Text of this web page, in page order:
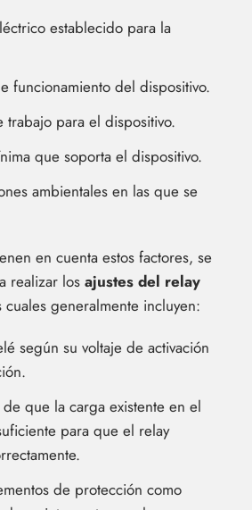
establecido para la
funcionamiento del dispositivo.
trabajo para el dispositivo.
que soporta el dispositivo.
ambientales en las que se
en cuenta estos factores, se
realizar los ajustes del relay
cuales generalmente incluyen:
según su voltaje de activación
que la carga existente en el
para que el relay
de protección como